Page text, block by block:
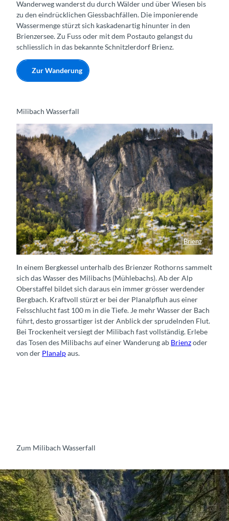
Wanderweg wanderst du durch Wälder und über Wiesen bis
zu den eindrücklichen Giessbachfällen. Die imponierende
Wassermenge stürzt sich kaskadenartig hinunter in den
Brienzersee. Zu Fuss oder mit dem Postauto gelangst du
schliesslich in das bekannte Schnitzlerdorf Brienz.
Zur Wanderung
Milibach Wasserfall
Brienz
Milibachfall im Frühling
In einem Bergkessel unterhalb des Brienzer Rothorns sammelt
sich das Wasser des Milibachs (Mühlebachs). Ab der Alp
Oberstaffel bildet sich daraus ein immer grösser werdender
Bergbach. Kraftvoll stürzt er bei der Planalpfluh aus einer
Felsschlucht fast 100 m in die Tiefe. Je mehr Wasser der Bach
führt, desto grossartiger ist der Anblick der sprudelnden Flut.
Bei Trockenheit versiegt der Milibach fast vollständig. Erlebe
das Tosen des Milibachs auf einer Wanderung ab Brienzoder
von der Planalpaus.
Zum Milibach Wasserfall